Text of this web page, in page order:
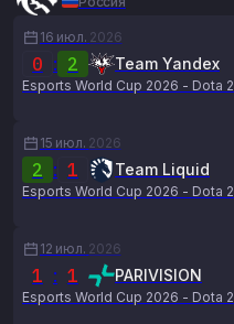
16 июл. 2026
0 : 2 Team Yandex
Esports World Cup 2026 - Dota 2
15 июл. 2026
2 : 1 Team Liquid
Esports World Cup 2026 - Dota 2
12 июл. 2026
1 : 1 PARIVISION
Esports World Cup 2026 - Dota 2